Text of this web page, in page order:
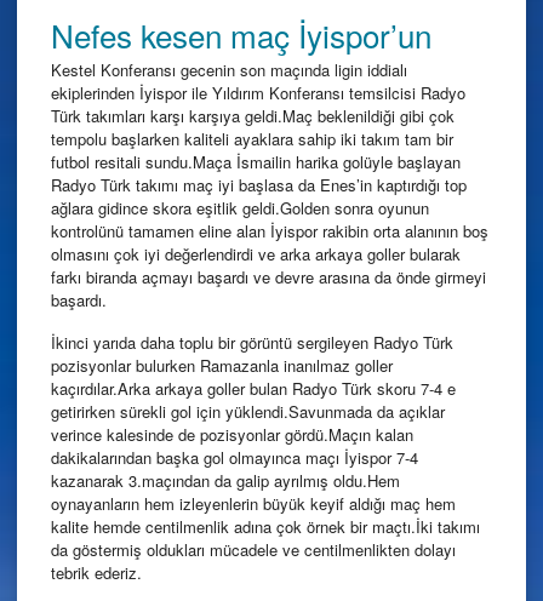
Nefes kesen maç İyispor’un
Kestel Konferansı gecenin son maçında ligin iddialı
ekiplerinden İyispor ile Yıldırım Konferansı temsilcisi Radyo
Türk takımları karşı karşıya geldi.Maç beklenildiği gibi çok
tempolu başlarken kaliteli ayaklara sahip iki takım tam bir
futbol resitali sundu.Maça İsmailin harika golüyle başlayan
Radyo Türk takımı maç iyi başlasa da Enes’in kaptırdığı top
ağlara gidince skora eşitlik geldi.Golden sonra oyunun
kontrolünü tamamen eline alan İyispor rakibin orta alanının boş
olmasını çok iyi değerlendirdi ve arka arkaya goller bularak
farkı biranda açmayı başardı ve devre arasına da önde girmeyi
başardı.
İkinci yarıda daha toplu bir görüntü sergileyen Radyo Türk
pozisyonlar bulurken Ramazanla inanılmaz goller
kaçırdılar.Arka arkaya goller bulan Radyo Türk skoru 7-4 e
getirirken sürekli gol için yüklendi.Savunmada da açıklar
verince kalesinde de pozisyonlar gördü.Maçın kalan
dakikalarından başka gol olmayınca maçı İyispor 7-4
kazanarak 3.maçından da galip ayrılmış oldu.Hem
oynayanların hem izleyenlerin büyük keyif aldığı maç hem
kalite hemde centilmenlik adına çok örnek bir maçtı.İki takımı
da göstermiş oldukları mücadele ve centilmenlikten dolayı
tebrik ederiz.